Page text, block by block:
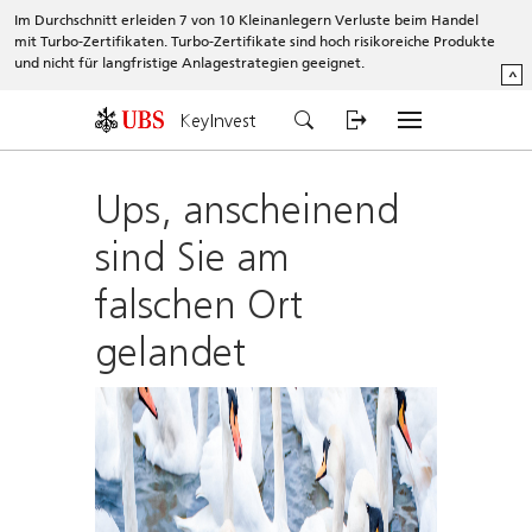
Im Durchschnitt erleiden 7 von 10 Kleinanlegern Verluste beim Handel
mit Turbo-Zertifikaten. Turbo-Zertifikate sind hoch risikoreiche Produkte
und nicht für langfristige Anlagestrategien geeignet.
^
KeyInvest
Ups, anscheinend
sind Sie am
falschen Ort
gelandet